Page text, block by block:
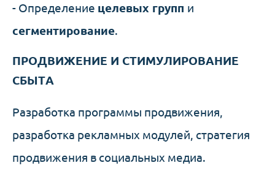
- Определение целевых групп и
сегментирование.
ПРОДВИЖЕНИЕ И СТИМУЛИРОВАНИЕ
СБЫТА
Разработка программы продвижения,
разработка рекламных модулей, стратегия
продвижения в социальных медиа.